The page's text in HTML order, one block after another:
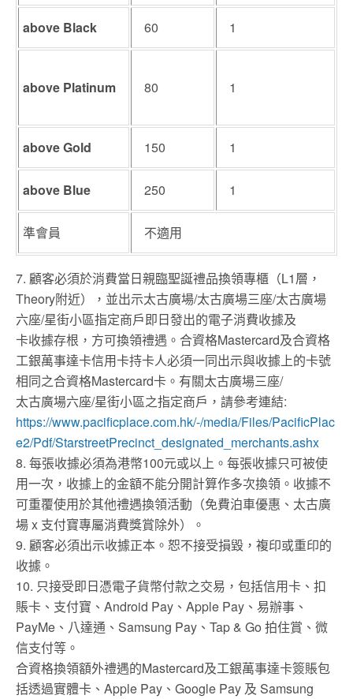
above Black 60 1
above Platinum 80 1
above Gold 150 1
above Blue 250 1
準會員 不適用
7. 顧客必須於消費當日親臨聖誕禮品換領專櫃（L1層，
Theory附近），並出示太古廣場/太古廣場三座/太古廣場
六座/星街小區指定商戶即日發出的電子消費收據及
卡收據存根，方可換領禮遇。合資格Mastercard及合資格
工銀萬事達卡信用卡持卡人必須一同出示與收據上的卡號
相同之合資格Mastercard卡。有關太古廣場三座/
太古廣場六座/星街小區之指定商戶，請參考連結:
https://www.pacificplace.com.hk/-/media/Files/PacificPlac
e2/Pdf/StarstreetPrecinct_designated_merchants.ashx
8. 每張收據必須為港幣100元或以上。每張收據只可被使
用一次，收據上的金額不能分開計算作多次換領。收據不
可重覆使用於其他禮遇換領活動（免費泊車優惠、太古廣
場 x 支付寶專屬消費獎賞除外）。
9. 顧客必須出示收據正本。恕不接受損毀，複印或重印的
收據。
10. 只接受即日憑電子貨幣付款之交易，包括信用卡、扣
賬卡、支付寶、Android Pay、Apple Pay、易辦事、
PayMe、八達通、Samsung Pay、Tap & Go 拍住賞、微
信支付等。
合資格換領額外禮遇的Mastercard及工銀萬事達卡簽賬包
括透過實體卡、Apple Pay、Google Pay 及 Samsung